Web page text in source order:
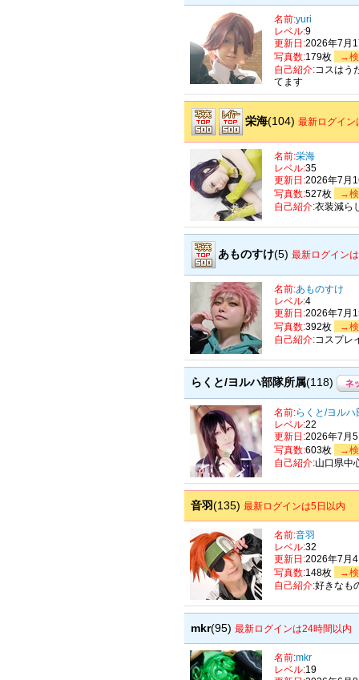
名前:yuri
レベル:9
更新日:2026年7月
写真数:179枚
→検
自己紹介:コスはう
てます
栄海(104) 最新ログイン
名前:栄海
レベル:35
更新日:2026年7月
写真数:527枚
→検
自己紹介:衣装減ら
あものすけ(5) 最新ログイン
名前:あものすけ
レベル:4
更新日:2026年7月
写真数:392枚
→検
自己紹介:コスプレ
らくと/ヨルハ部隊所属(118)
名前:らくと/ヨルハ
レベル:22
更新日:2026年7月
写真数:603枚
→検
自己紹介:山口県中
音羽(135) 最新ログインは5日以内
名前:音羽
レベル:32
更新日:2026年7月
写真数:148枚
→検
自己紹介:好きなも
mkr(95) 最新ログインは24時間以内
名前:mkr
レベル:19